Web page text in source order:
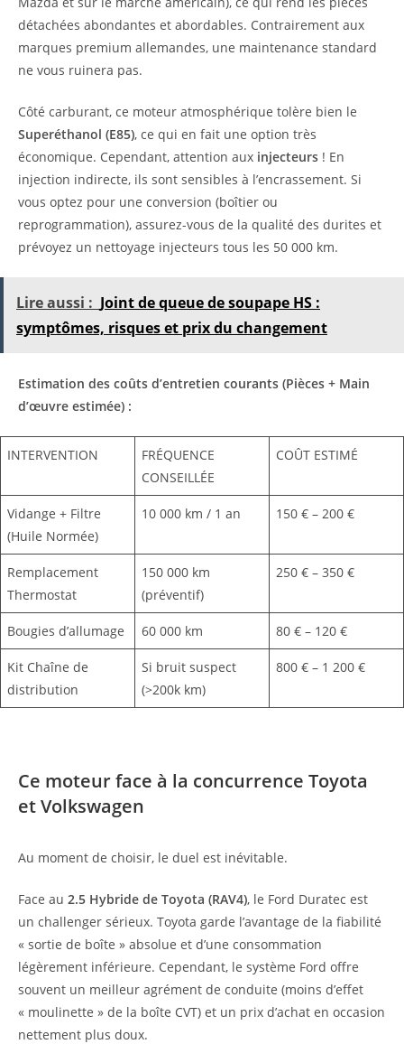
détachées abondantes et abordables. Contrairement aux
marques premium allemandes, une maintenance standard
ne vous ruinera pas.
Côté carburant, ce moteur atmosphérique tolère bien le
Superéthanol (E85), ce qui en fait une option très
économique. Cependant, attention aux injecteurs ! En
injection indirecte, ils sont sensibles à l’encrassement. Si
vous optez pour une conversion (boîtier ou
reprogrammation), assurez-vous de la qualité des durites et
prévoyez un nettoyage injecteurs tous les 50 000 km.
Lire aussi : Joint de queue de soupape HS :
symptômes, risques et prix du changement
Estimation des coûts d’entretien courants (Pièces + Main
d’œuvre estimée) :
INTERVENTION
FRÉQUENCE
CONSEILLÉE
COÛT ESTIMÉ
Vidange + Filtre
(Huile Normée)
10 000 km / 1 an 150 € – 200 €
Remplacement
Thermostat
150 000 km
(préventif)
250 € – 350 €
Bougies d’allumage 60 000 km 80 € – 120 €
Kit Chaîne de
distribution
Si bruit suspect
(>200k km)
800 € – 1 200 €
Ce moteur face à la concurrence Toyota
et Volkswagen
Au moment de choisir, le duel est inévitable.
Face au 2.5 Hybride de Toyota (RAV4), le Ford Duratec est
un challenger sérieux. Toyota garde l’avantage de la fiabilité
« sortie de boîte » absolue et d’une consommation
légèrement inférieure. Cependant, le système Ford offre
souvent un meilleur agrément de conduite (moins d’effet
« moulinette » de la boîte CVT) et un prix d’achat en occasion
nettement plus doux.